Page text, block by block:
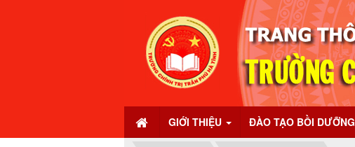
GIỚI THIỆU ĐÀO TẠO BỒI DƯỠNG